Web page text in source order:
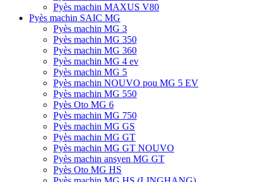
Pyès machin MAXUS V80
Pyès machin SAIC MG
Pyès machin MG 3
Pyès machin MG 350
Pyès machin MG 360
Pyès machin MG 4 ev
Pyès machin MG 5
Pyès machin NOUVO pou MG 5 EV
Pyès machin MG 550
Pyès Oto MG 6
Pyès machin MG 750
Pyès machin MG GS
Pyès machin MG GT
Pyès machin MG GT NOUVO
Pyès machin ansyen MG GT
Pyès Oto MG HS